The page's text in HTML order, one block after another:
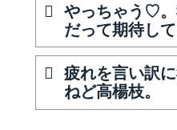
やっちゃう♡
だって期待し
疲れを言い訳
ねど高楊枝。